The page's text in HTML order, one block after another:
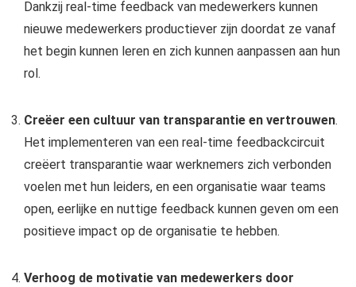
Dankzij real-time feedback van medewerkers kunnen
nieuwe medewerkers productiever zijn doordat ze vanaf
het begin kunnen leren en zich kunnen aanpassen aan hun
rol.
Creëer een cultuur van transparantie en vertrouwen.
Het implementeren van een real-time feedbackcircuit
creëert transparantie waar werknemers zich verbonden
voelen met hun leiders, en een organisatie waar teams
open, eerlijke en nuttige feedback kunnen geven om een ​​
positieve impact op de organisatie te hebben.
Verhoog de motivatie van medewerkers door